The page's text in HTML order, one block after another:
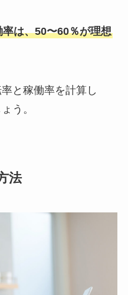
は、50〜60％が理想
と稼働率を計算し
う。
法